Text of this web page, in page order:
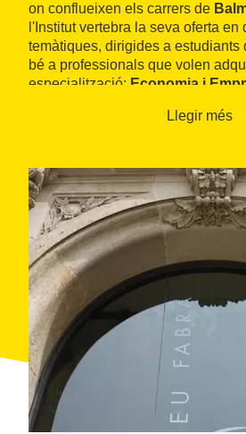
on conflueixen els carrers de
l'Institut vertebra la seva oferta en
temàtiques, dirigides a estudiants
bé a professionals que volen
especialització: Economia i
en collaboració amb la prestigiosa
garantida per la presència de
líders en el marc d'elaboració
com també per la participació de
provinents de més de
diversos ens públics. Aquesta
multiplicar la garantia dels serveis
ofereix: des decursos de
d'altres
a mida passant per l'
Completa l'oferta un ampli
congressos i seminaris.
Aquests i altres esdeveniments
es beneficien de les modèliques
la UPF posa a la seva disposició,
aularis, un auditori i la dotació
Llegir més